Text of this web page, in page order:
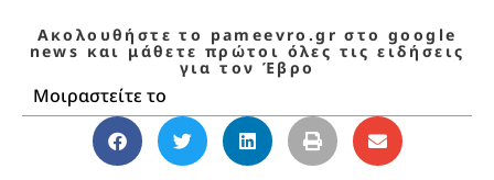
Ακολουθήστε το pameevro.gr στο google
news και μάθετε πρώτοι όλες τις ειδήσεις
για τον Έβρο
Μοιραστείτε το